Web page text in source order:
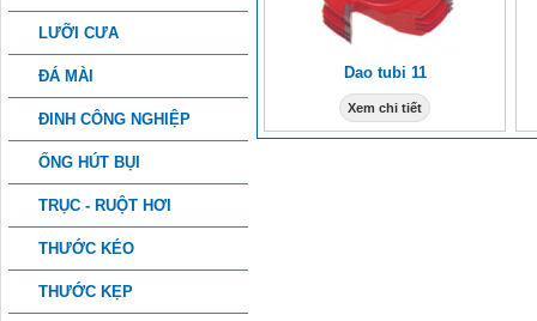
LƯỠI CƯA
ĐÁ MÀI
ĐINH CÔNG NGHIỆP
ỐNG HÚT BỤI
TRỤC - RUỘT HƠI
THƯỚC KÉO
THƯỚC KẸP
Dao tubi 11
Xem chi tiết